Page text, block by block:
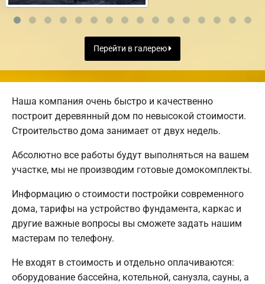
Перейти в галерею
Наша компания очень быстро и качественно
построит деревянный дом по невысокой стоимости.
Строительство дома занимает от двух недель.
Абсолютно все работы будут выполняться на вашем
участке, мы не производим готовые домокомплекты.
Информацию о стоимости постройки современного
дома, тарифы на устройство фундамента, каркас и
другие важные вопросы вы сможете задать нашим
мастерам по телефону.
Не входят в стоимость и отдельно оплачиваются:
оборудование бассейна, котельной, санузла, сауны, а